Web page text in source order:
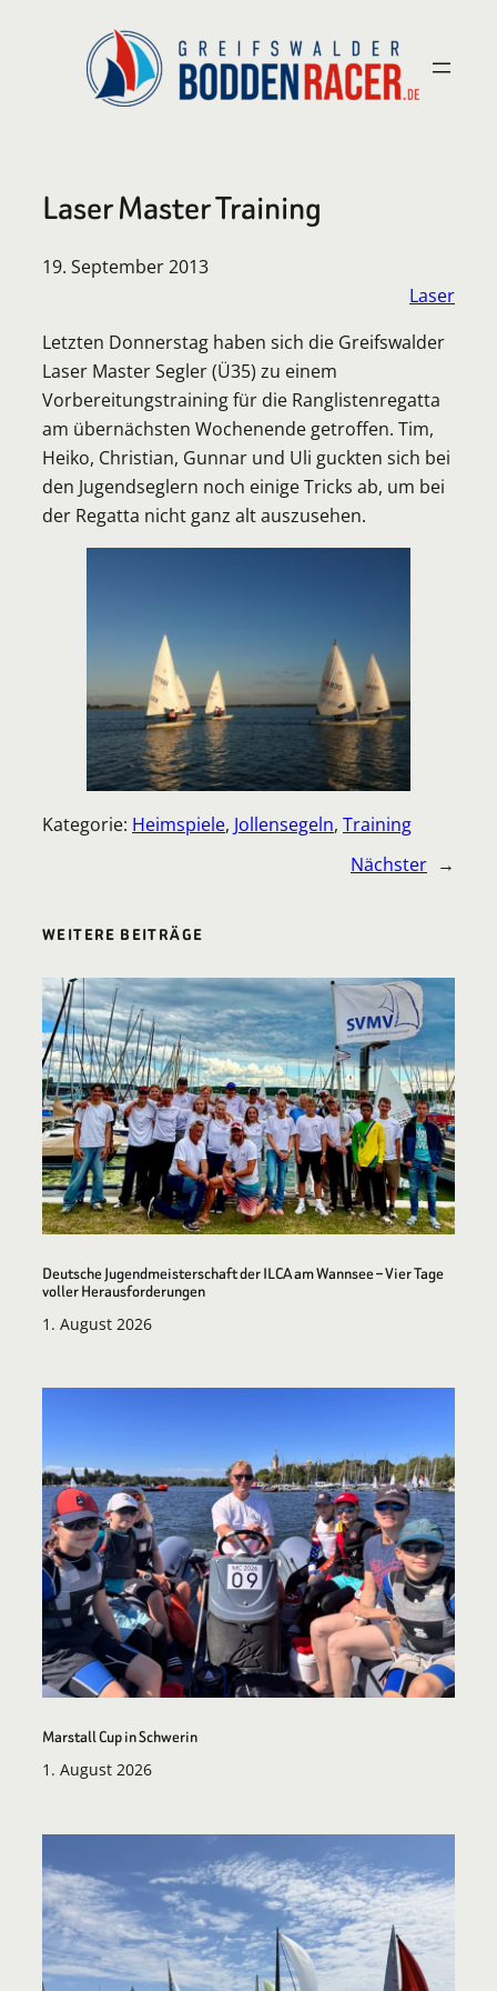
Laser Master Training
19. September 2013
Laser
Letzten Donnerstag haben sich die Greifswalder
Laser Master Segler (Ü35) zu einem
Vorbereitungstraining für die Ranglistenregatta
am übernächsten Wochenende getroffen. Tim,
Heiko, Christian, Gunnar und Uli guckten sich bei
den Jugendseglern noch einige Tricks ab, um bei
der Regatta nicht ganz alt auszusehen.
Kategorie: Heimspiele, Jollensegeln, Training
Nächster →
WEITERE BEITRÄGE
Deutsche Jugendmeisterschaft der ILCA am Wannsee – Vier Tage
voller Herausforderungen
1. August 2026
Marstall Cup in Schwerin
1. August 2026